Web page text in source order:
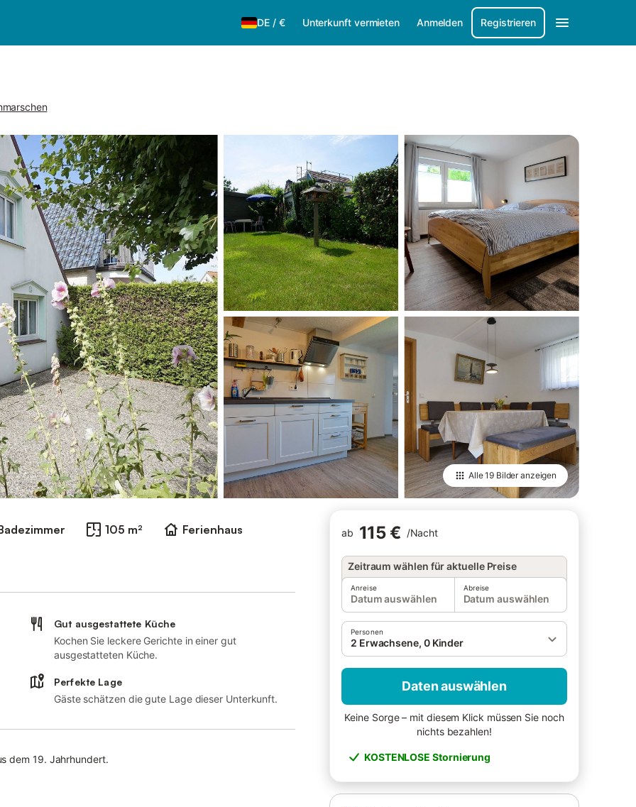
DE / € Unterkunft vermieten Anmelden Registrieren
Alle19 Bilderanzeigen
105 m²
Ferienhaus
ab 115 € /Nacht
Zeitraum wählen für aktuelle Preise
Anreise
Datum auswählen
Abreise
Datum auswählen
Personen
2 Erwachsene, 0 Kinder
Daten auswählen
Keine Sorge – mit diesem Klick müssen Sie noch
nichts bezahlen!
KOSTENLOSE Stornierung
Gut ausgestattete Küche
Kochen Sie leckere Gerichte in einer gut
ausgestatteten Küche.
Perfekte Lage
Gäste schätzen die gute Lage dieser Unterkunft.
dem 19. Jahrhundert.